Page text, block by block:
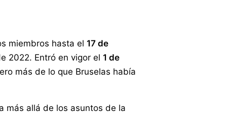
miembros hasta el 17 de
2022. Entró en vigor el 1 de
más de lo que Bruselas había
más allá de los asuntos de la